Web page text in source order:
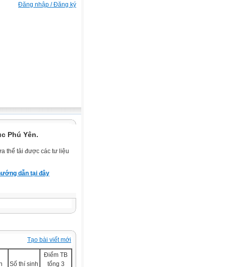
Đăng nhập / Đăng ký
Phú Yên.
thể tải được các tư liệu
dẫn tại đây
Tạo bài viết mới
Số thí sinh
Điểm TB
tổng 3